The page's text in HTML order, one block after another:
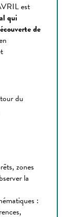
est
qui
de
du
zones
la
: